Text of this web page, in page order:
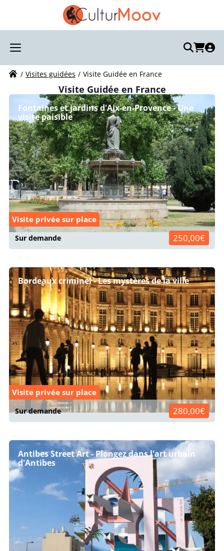
Recherchez votre visite :
Votre recherche
Visites guidées Visite Guidée en France
Visite Guidée en France
Fontaines et jardins d'Aix-en-Provence - Une
visite paisible
Visite privée sur place
Sur demande 250,00€
Bordeaux criminel - Les mystères de la ville
Visite privée sur place
Sur demande 280,00€
Antibes Street Art - Plongez dans l'art urbain
d'Antibes